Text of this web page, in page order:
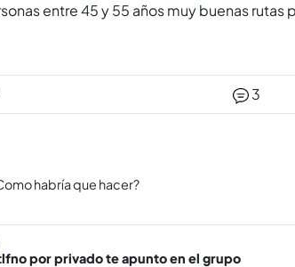
entre 45 y 55 años muy buenas
3
habrí­a que hacer?
por privado te apunto en el grupo